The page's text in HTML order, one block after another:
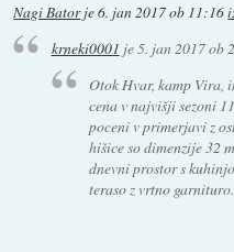
Nagi Batorje6. jan 2017 ob 11:16
krneki0001 je5. jan 2017 ob
Otok Hvar, kamp Vira,
cena v najvišji sezoni
poceni v primerjavi z
hišice so dimenzije 32
dnevni prostor s
teraso z vrtno garnituro.